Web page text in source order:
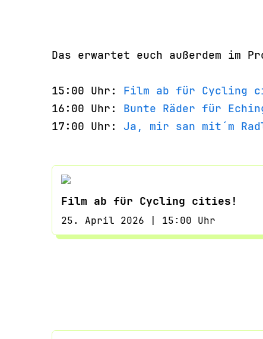
Das erwartet euch außerdem im
15:00 Uhr: Film ab für Cycling
16:00 Uhr: Bunte Räder für
17:00 Uhr: Ja, mir san mit´m
Film ab für Cycling cities!
25. April 2026 | 15:00 Uhr